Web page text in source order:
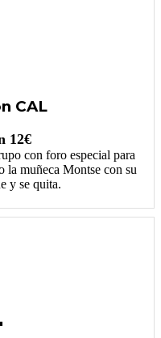
CAL
12€
con foro especial para
la muñeca Montse con su
y se quita.